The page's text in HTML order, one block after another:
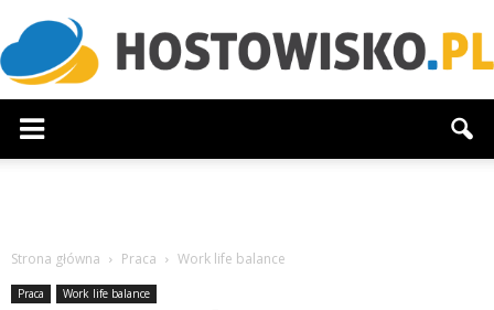
Strona główna Praca Work life balance
Praca Work life balance